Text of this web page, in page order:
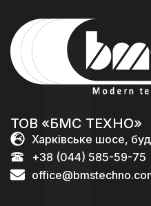
ТОВ «БМС ТЕХНО»
Харківське шосе,
+38 (044) 585-59-75